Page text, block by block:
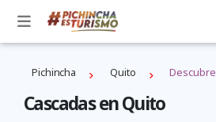
Pichincha Quito Descubre
Cascadas en Quito